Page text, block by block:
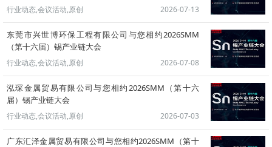
行业动态,会议活动,原创 2026-07-13
东莞市兴世博环保工程有限公司与您相约2026SMM
（第十六届）锡产业链大会
行业动态,会议活动,原创 2026-07-08
泓琛金属贸易有限公司与您相约2026SMM（第十六
届）锡产业链大会
行业动态,会议活动,原创 2026-07-03
广东汇泽金属贸易有限公司与您相约2026SMM（第十